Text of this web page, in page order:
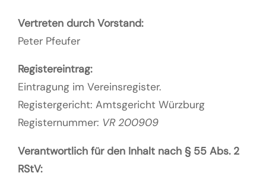
Vertreten durch Vorstand:
Peter Pfeufer
Registereintrag:
Eintragung im Vereinsregister.
Registergericht: Amtsgericht Würzburg
Registernummer: VR 200909
Verantwortlich für den Inhalt nach § 55 Abs. 2
RStV: